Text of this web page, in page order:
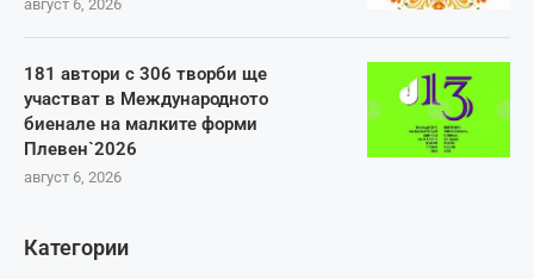
август 6, 2026
181 автори с 306 творби ще
участват в Международното
биенале на малките форми
Плевен`2026
август 6, 2026
Категории